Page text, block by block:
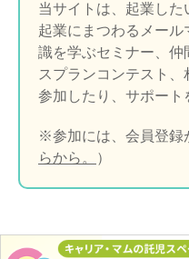
当サイトは、起業した
起業にまつわるメー
識を学ぶセミナー、
スプランコンテスト
参加したり、サポート
※参加には、会員登録
らから。
）